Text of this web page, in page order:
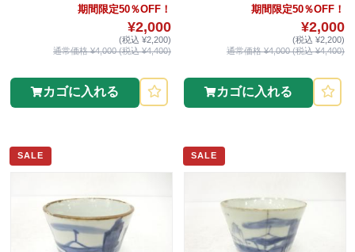
期間限定50％OFF！
¥2,000
(税込 ¥2,200)
通常価格 ¥4,000 (税込 ¥4,400)
カゴに入れる
期間限定50％OFF！
¥2,000
(税込 ¥2,200)
通常価格 ¥4,000 (税込 ¥4,400)
カゴに入れる
SALE SALE